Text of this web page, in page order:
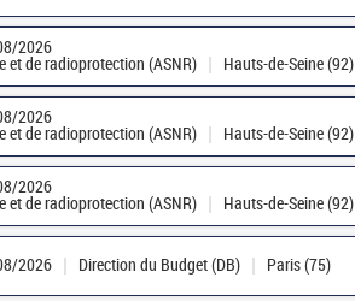
2026
et de radioprotection (ASNR)
Hauts-de-Seine (92)
2026
et de radioprotection (ASNR)
Hauts-de-Seine (92)
2026
et de radioprotection (ASNR)
Hauts-de-Seine (92)
2026 Direction du Budget (DB) Paris (75)